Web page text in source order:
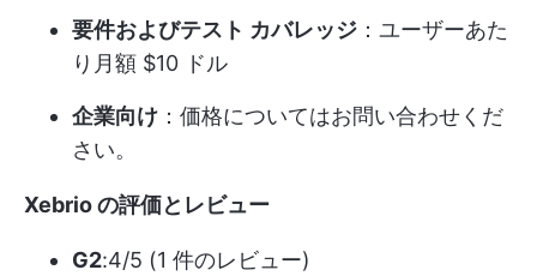
要件およびテスト カバレッジ ：ユーザーあた
り月額 $10 ドル
企業向け ：価格についてはお問い合わせくだ
さい。
Xebrio の評価とレビュー
G2:4/5 (1 件のレビュー)